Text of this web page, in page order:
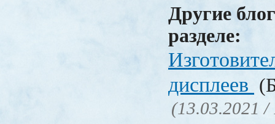
Другие
разделе:
дисплеев
(13.03.2021 /